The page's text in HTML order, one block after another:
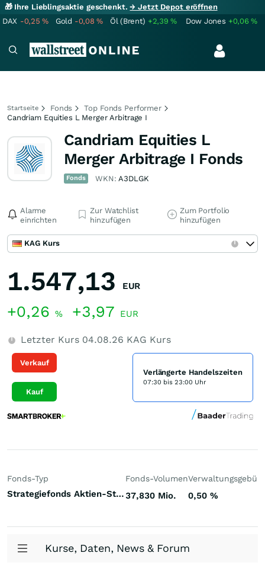
🎁 Ihre Lieblingsaktie geschenkt.→ Jetzt Depot eröffnen
DAX -0,25% Gold -0,08% Öl (Brent) +2,39% Dow Jones +0,06%
Startseite Fonds
Top Fonds Performer
Candriam Equities L Merger Arbitrage I
Candriam Equities L
Merger Arbitrage I Fonds
Fonds WKN:A3DLGK
Alarme
einrichten
Zur Watchlist
hinzufügen
Zum Portfolio
hinzufügen
KAG Kurs
1.547,13 EUR
+0,26 % +3,97 EUR
Letzter Kurs 04.08.26 KAG Kurs
Verkauf
Kauf
Verlängerte Handelszeiten
07:30 bis 23:00 Uhr
Fonds-Typ
Strategiefonds Aktien-Strategie Event Driven Welt
Fonds-Volumen
37,830 Mio. 0,50 %
Kurse, Daten, News & Forum